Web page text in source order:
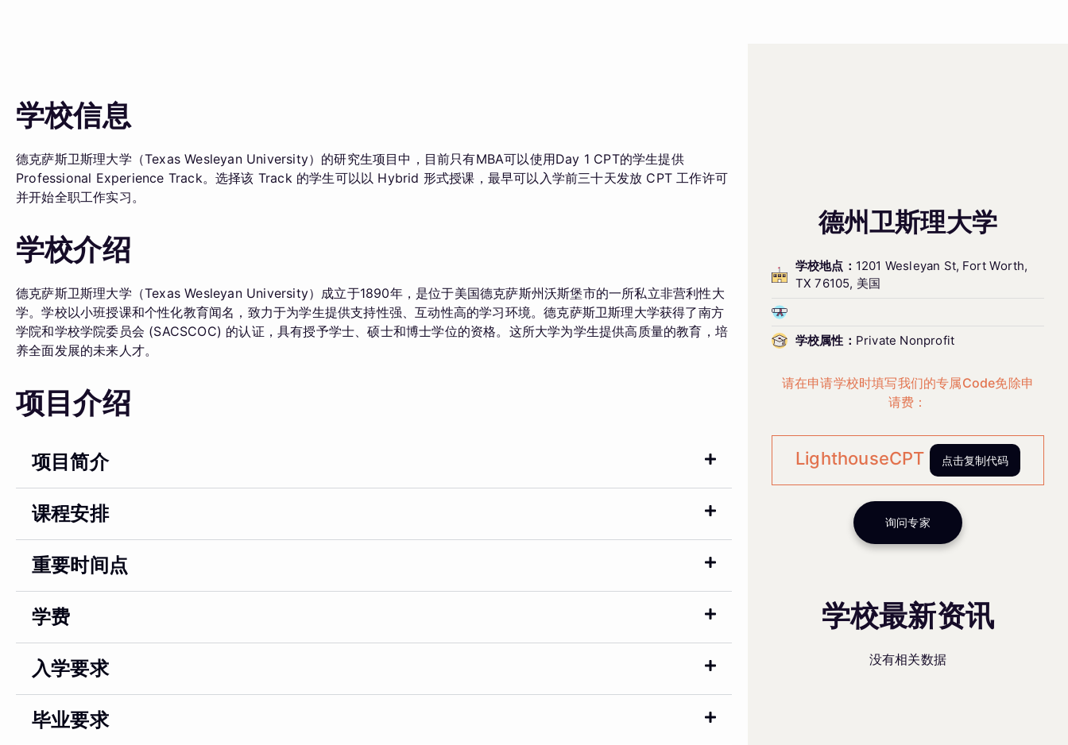
学校信息
德克萨斯卫斯理大学（Texas Wesleyan University）的研究生项目中，目前只有MBA可以使用Day 1 CPT的学生提供
Professional Experience Track。选择该 Track 的学生可以以 Hybrid 形式授课，最早可以入学前三十天发放 CPT 工作许可
并开始全职工作实习。
学校介绍
德克萨斯卫斯理大学（Texas Wesleyan University）成立于1890年，是位于美国德克萨斯州沃斯堡市的一所私立非营利性大
学。学校以小班授课和个性化教育闻名，致力于为学生提供支持性强、互动性高的学习环境。德克萨斯卫斯理大学获得了南方
学院和学校学院委员会 (SACSCOC) 的认证，具有授予学士、硕士和博士学位的资格。这所大学为学生提供高质量的教育，培
养全面发展的未来人才。
项目介绍
项目简介
课程安排
重要时间点
学费
入学要求
毕业要求
德州卫斯理大学
学校地点： 1201 Wesleyan St, Fort Worth,
TX 76105, 美国
学校属性： Private Nonprofit
请在申请学校时填写我们的专属Code免除申
请费：
LighthouseCPT 点击复制代码
询问专家
学校最新资讯
没有相关数据